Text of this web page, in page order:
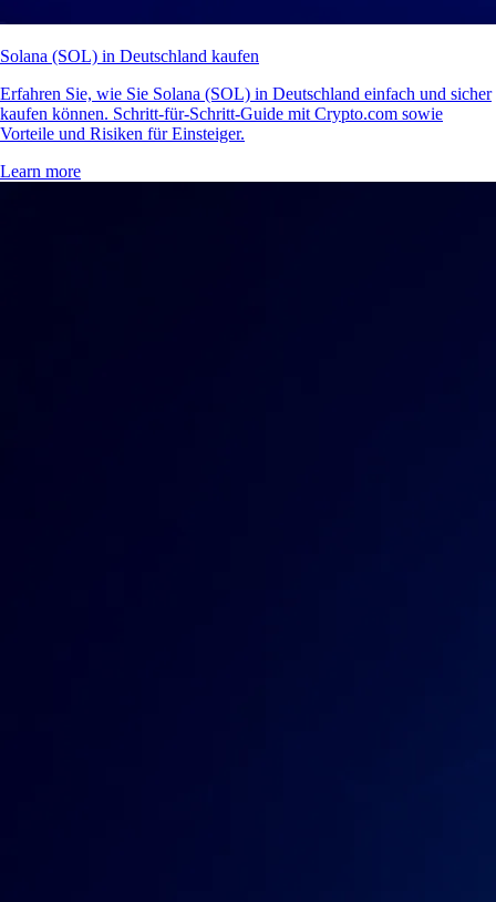
Solana (SOL) in Deutschland kaufen
Erfahren Sie, wie Sie Solana (SOL) in Deutschland einfach und sicher
kaufen können. Schritt-für-Schritt-Guide mit Crypto.com sowie
Vorteile und Risiken für Einsteiger.
Learn more